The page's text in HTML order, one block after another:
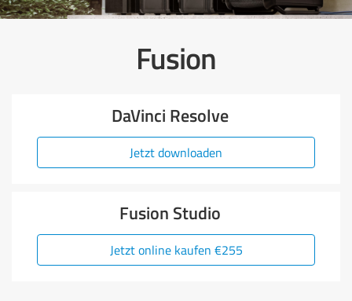
Fusion
DaVinci Resolve
Jetzt downloaden
Fusion Studio
Jetzt online kaufen €255